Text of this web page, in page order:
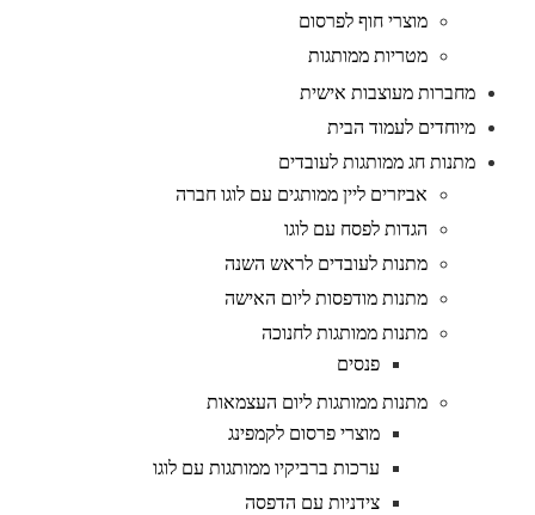
מוצרי חוף לפרסום
מטריות ממותגות
מחברות מעוצבות אישית
מיוחדים לעמוד הבית
מתנות חג ממותגות לעובדים
אביזרים ליין ממותגים עם לוגו חברה
הגדות לפסח עם לוגו
מתנות לעובדים לראש השנה
מתנות מודפסות ליום האישה
מתנות ממותגות לחנוכה
פנסים
מתנות ממותגות ליום העצמאות
מוצרי פרסום לקמפינג
ערכות ברביקיו ממותגות עם לוגו
צידניות עם הדפסה